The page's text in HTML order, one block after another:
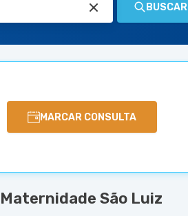
BUSCAR
MARCAR CONSULTA
São Luiz